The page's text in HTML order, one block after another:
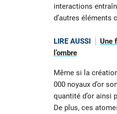
interactions
d’autres éléments
LIRE AUSSI
Une
l’ombre
Même si la
000 noyaux d’or
quantité d’or ainsi
De plus, ces